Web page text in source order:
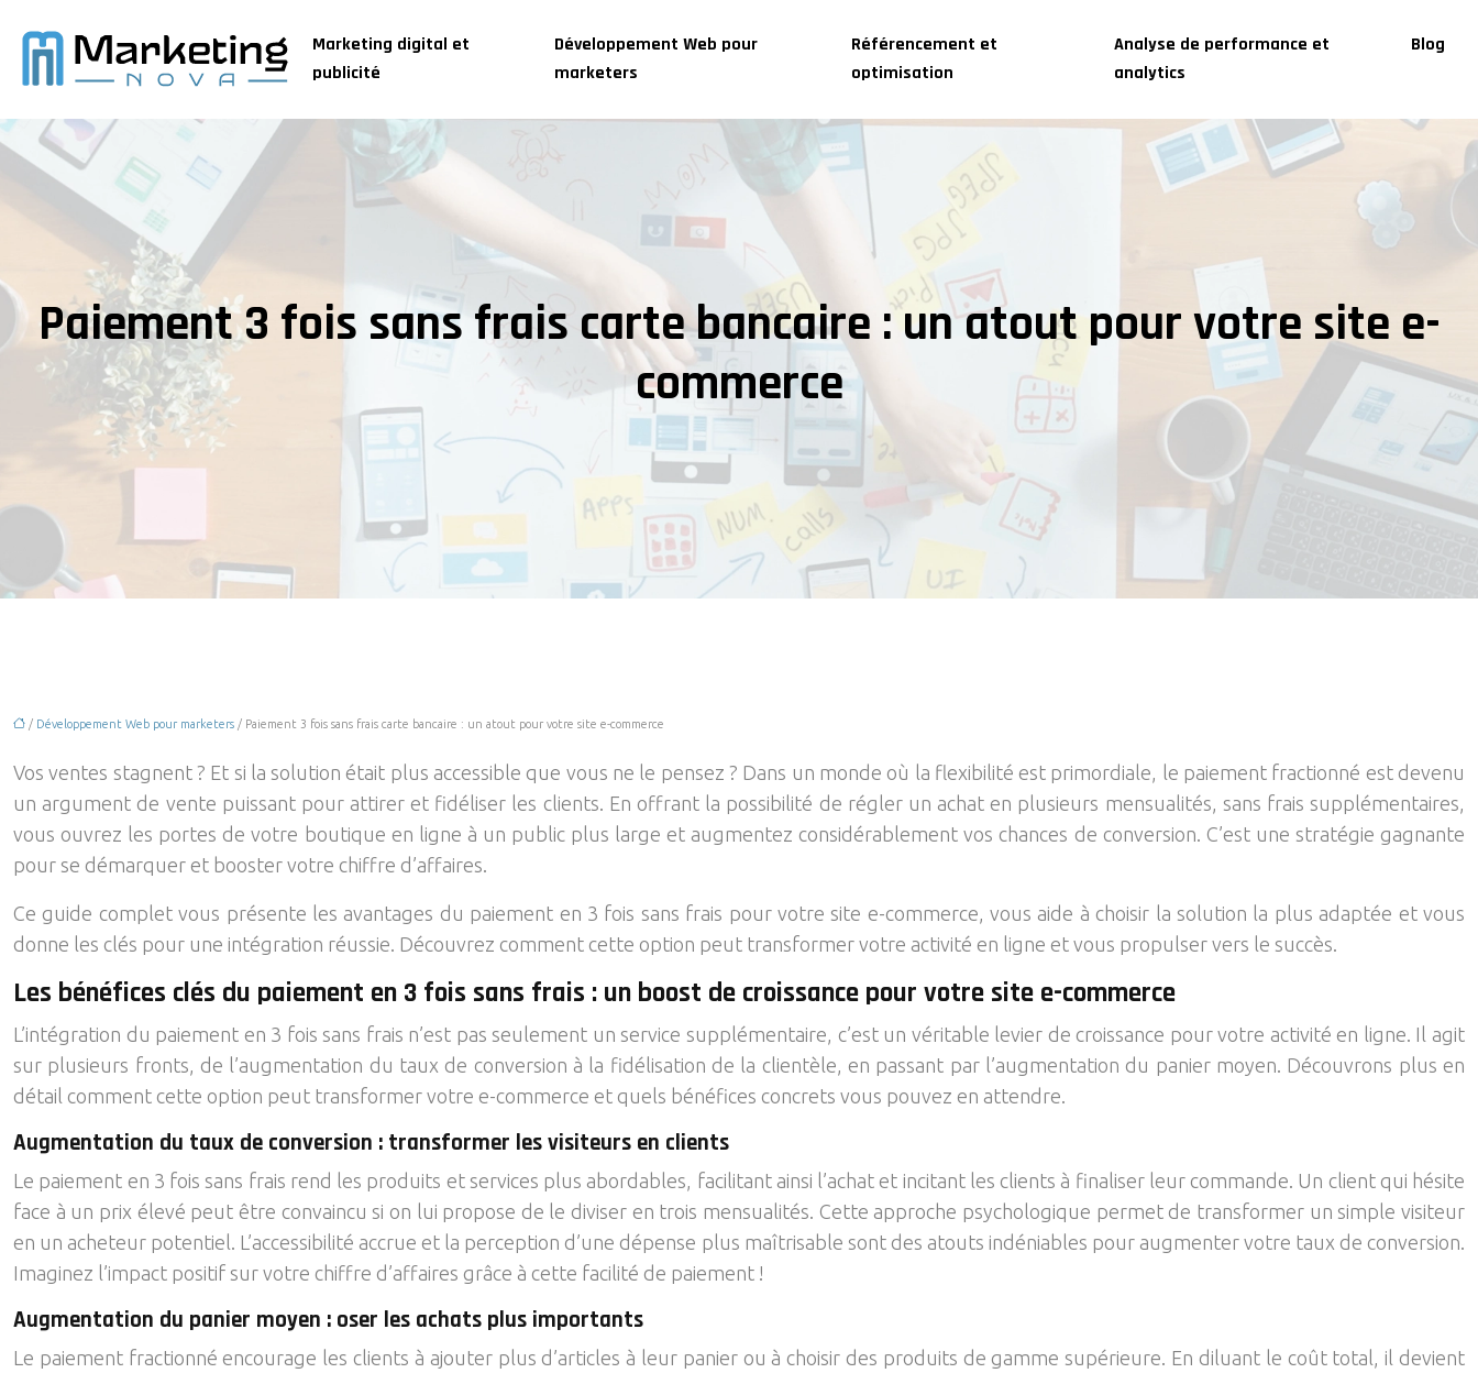
Marketing digital et
publicité
Développement Web pour
marketers
Référencement et
optimisation
Analyse de performance et
analytics
Blog
Paiement 3 fois sans frais carte bancaire : un atout pour votre site e-
commerce
/ Développement Web pour marketers / Paiement 3 fois sans frais carte bancaire : un atout pour votre site e-commerce
Vos ventes stagnent ? Et si la solution était plus accessible que vous ne le pensez ? Dans un monde où la flexibilité est primordiale, le paiement fractionné est devenu
un argument de vente puissant pour attirer et fidéliser les clients. En offrant la possibilité de régler un achat en plusieurs mensualités, sans frais supplémentaires,
vous ouvrez les portes de votre boutique en ligne à un public plus large et augmentez considérablement vos chances de conversion. C’est une stratégie gagnante
pour se démarquer et booster votre chiffre d’affaires.
Ce guide complet vous présente les avantages du paiement en 3 fois sans frais pour votre site e-commerce, vous aide à choisir la solution la plus adaptée et vous
donne les clés pour une intégration réussie. Découvrez comment cette option peut transformer votre activité en ligne et vous propulser vers le succès.
Les bénéfices clés du paiement en 3 fois sans frais : un boost de croissance pour votre site e-commerce
L’intégration du paiement en 3 fois sans frais n’est pas seulement un service supplémentaire, c’est un véritable levier de croissance pour votre activité en ligne. Il agit
sur plusieurs fronts, de l’augmentation du taux de conversion à la fidélisation de la clientèle, en passant par l’augmentation du panier moyen. Découvrons plus en
détail comment cette option peut transformer votre e-commerce et quels bénéfices concrets vous pouvez en attendre.
Augmentation du taux de conversion : transformer les visiteurs en clients
Le paiement en 3 fois sans frais rend les produits et services plus abordables, facilitant ainsi l’achat et incitant les clients à finaliser leur commande. Un client qui hésite
face à un prix élevé peut être convaincu si on lui propose de le diviser en trois mensualités. Cette approche psychologique permet de transformer un simple visiteur
en un acheteur potentiel. L’accessibilité accrue et la perception d’une dépense plus maîtrisable sont des atouts indéniables pour augmenter votre taux de conversion.
Imaginez l’impact positif sur votre chiffre d’affaires grâce à cette facilité de paiement !
Augmentation du panier moyen : oser les achats plus importants
Le paiement fractionné encourage les clients à ajouter plus d’articles à leur panier ou à choisir des produits de gamme supérieure. En diluant le coût total, il devient